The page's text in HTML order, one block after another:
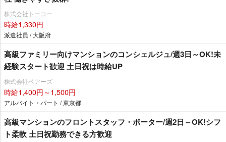
株式会社トーコー
時給1,330円
派遣社員 / 大阪府
高級ファミリー向けマンションのコンシェルジュ/週3日～OK!未
経験スタート歓迎 土日祝は時給UP
株式会社ベアーズ
時給1,400円～1,500円
アルバイト・パート / 東京都
高級マンションのフロントスタッフ・ポーター/週2日～OK!シフ
ト柔軟 土日祝勤務できる方歓迎